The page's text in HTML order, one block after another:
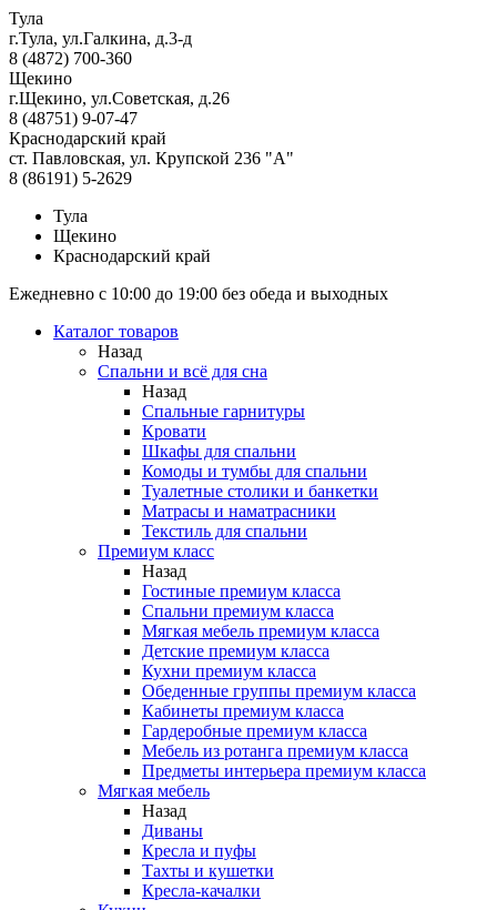
Тула
г.Тула, ул.Галкина, д.3-д
8 (4872) 700-360
Щекино
г.Щекино, ул.Советская, д.26
8 (48751) 9-07-47
Краснодарский край
ст. Павловская, ул. Крупской 236 "А"
8 (86191) 5-2629
Тула
Щекино
Краснодарский край
Ежедневно с 10:00 до 19:00 без обеда и выходных
Каталог товаров
Назад
Спальни и всё для сна
Назад
Спальные гарнитуры
Кровати
Шкафы для спальни
Комоды и тумбы для спальни
Туалетные столики и банкетки
Матрасы и наматрасники
Текстиль для спальни
Премиум класс
Назад
Гостиные премиум класса
Спальни премиум класса
Мягкая мебель премиум класса
Детские премиум класса
Кухни премиум класса
Обеденные группы премиум класса
Кабинеты премиум класса
Гардеробные премиум класса
Мебель из ротанга премиум класса
Предметы интерьера премиум класса
Мягкая мебель
Назад
Диваны
Кресла и пуфы
Тахты и кушетки
Кресла-качалки